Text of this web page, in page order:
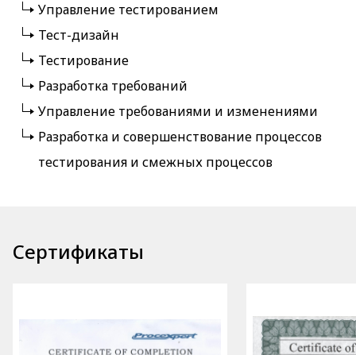
Управление тестированием
Тест-дизайн
Тестирование
Разработка требований
Управление требованиями и изменениями
Разработка и совершенствование процессов
тестирования и смежных процессов
Сертификаты